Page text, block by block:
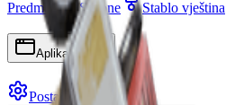
Predmeti
Sezone Stablo vještina
Aplikacije
Postavke